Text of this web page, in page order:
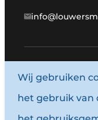
© 1987
Wij gebruiken
het gebruik van